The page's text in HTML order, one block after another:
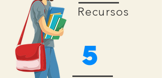
Recursos
5